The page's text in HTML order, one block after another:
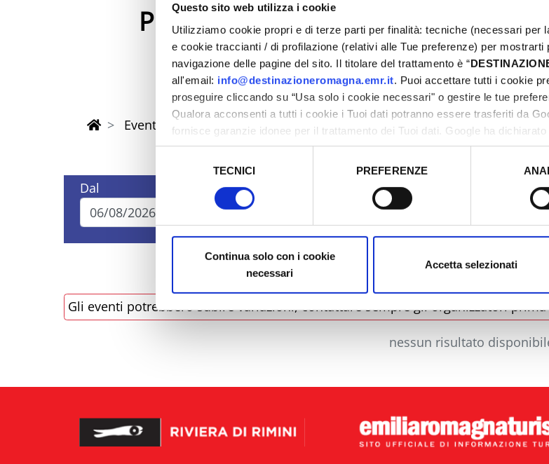
Questo sito web utilizza i cookie
Utilizziamo cookie propri e di terze parti per finalità: tecniche (necessari per
e cookie traccianti / di profilazione (relativi alle Tue preferenze) per
navigazione delle pagine del sito. Il titolare del trattamento è “
all'email: info@destinazioneromagna.emr.it. Puoi accettare tutti i cookie
proseguire cliccando su “Usa solo i cookie necessari" o gestire le tue
Qualora acconsenti a tutti i cookie i Tuoi dati potranno essere trasferiti da
fornisce garanzie idonee per il trattamento dei Tuoi dati. Google ha
sicurezza a Tutela dei navigatori, che abbiamo valutato essere sufficienti.
TECNICI PREFERENZE
Continua solo con i cookie
necessari
Accetta selezionati
Primavera 2025
nella provincia di Rimini
Eventi di Primavera Riviera Rimini
Dal A Comune
Gli eventi potrebbero subire variazioni, contattare sempre gli organizzatori
nessun risultato